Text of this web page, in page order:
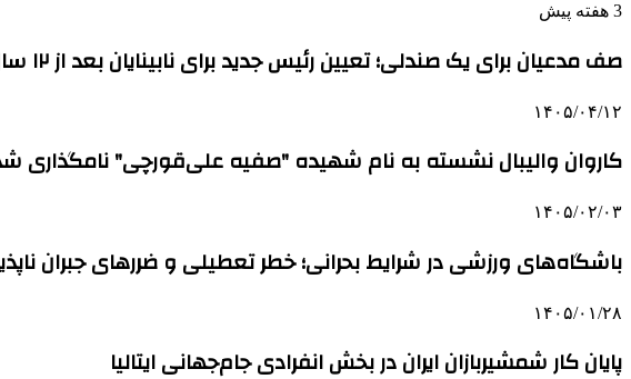
3 هفته پیش
صف مدعیان برای یک صندلی؛ تعیین رئیس جدید برای نابینایان بعد از ۱۲ سال
۱۴۰۵/۰۴/۱۲
کاروان والیبال نشسته به نام شهیده "صفیه علی‌قورچی" نامگذاری
۱۴۰۵/۰۲/۰۳
باشگاه‌های ورزشی در شرایط بحرانی؛ خطر تعطیلی و ضررهای جبران
۱۴۰۵/۰۱/۲۸
پایان کار شمشیربازان ایران در بخش انفرادی جام‌جهانی ایتالیا